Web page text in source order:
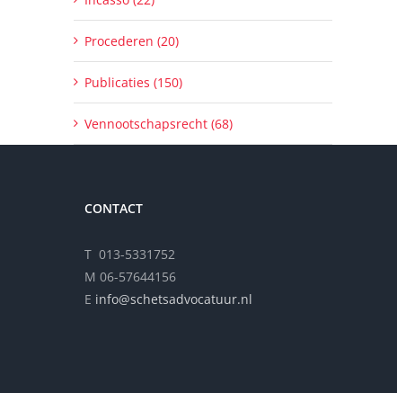
Procederen (20)
Publicaties (150)
Vennootschapsrecht (68)
CONTACT
T 013-5331752
M 06-57644156
E info@schetsadvocatuur.nl